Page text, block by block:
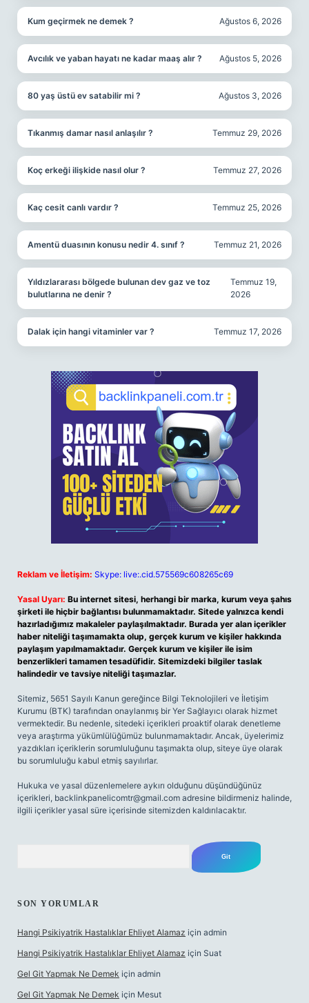
Kum geçirmek ne demek ? Ağustos 6, 2026
Avcılık ve yaban hayatı ne kadar maaş alır ? Ağustos 5, 2026
80 yaş üstü ev satabilir mi ? Ağustos 3, 2026
Tıkanmış damar nasıl anlaşılır ? Temmuz 29, 2026
Koç erkeği ilişkide nasıl olur ? Temmuz 27, 2026
Kaç cesit canlı vardır ? Temmuz 25, 2026
Amentü duasının konusu nedir 4. sınıf ? Temmuz 21, 2026
Yıldızlararası bölgede bulunan dev gaz ve toz
bulutlarına ne denir ?
Temmuz 19,
2026
Dalak için hangi vitaminler var ? Temmuz 17, 2026
Reklam ve İletişim: Skype: live:.cid.575569c608265c69
Yasal Uyarı: Bu internet sitesi, herhangi bir marka, kurum veya şahıs
şirketi ile hiçbir bağlantısı bulunmamaktadır. Sitede yalnızca kendi
hazırladığımız makaleler paylaşılmaktadır. Burada yer alan içerikler
haber niteliği taşımamakta olup, gerçek kurum ve kişiler hakkında
paylaşım yapılmamaktadır. Gerçek kurum ve kişiler ile isim
benzerlikleri tamamen tesadüfidir. Sitemizdeki bilgiler taslak
halindedir ve tavsiye niteliği taşımazlar.
Sitemiz, 5651 Sayılı Kanun gereğince Bilgi Teknolojileri ve İletişim
Kurumu (BTK) tarafından onaylanmış bir Yer Sağlayıcı olarak hizmet
vermektedir. Bu nedenle, sitedeki içerikleri proaktif olarak denetleme
veya araştırma yükümlülüğümüz bulunmamaktadır. Ancak, üyelerimiz
yazdıkları içeriklerin sorumluluğunu taşımakta olup, siteye üye olarak
bu sorumluluğu kabul etmiş sayılırlar.
Hukuka ve yasal düzenlemelere aykırı olduğunu düşündüğünüz
içerikleri, backlinkpanelicomtr@gmail.com adresine bildirmeniz halinde,
ilgili içerikler yasal süre içerisinde sitemizden kaldırılacaktır.
SON YORUMLAR
Hangi Psikiyatrik Hastalıklar Ehliyet Alamaz için admin
Hangi Psikiyatrik Hastalıklar Ehliyet Alamaz için Suat
Gel Git Yapmak Ne Demek için admin
Gel Git Yapmak Ne Demek için Mesut